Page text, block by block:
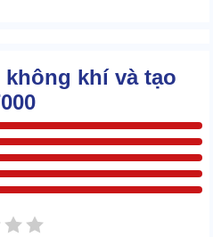
khí và tạo
5 sao
4 sao